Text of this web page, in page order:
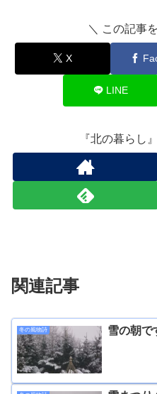
＼ この記事
X
LINE
『北の暮らし
関連記事
冬の風物詩 雪の朝で